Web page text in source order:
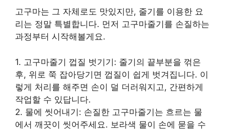
고구마는 그 자체로도 맛있지만, 줄기를 이용한 요
리는 정말 특별합니다. 먼저 고구마줄기를 손질하는
과정부터 시작해볼게요.
1. 고구마줄기 껍질 벗기기: 줄기의 끝부분을 꺾은
후, 위로 쭉 잡아당기면 껍질이 쉽게 벗겨집니다. 이
렇게 처리를 해주면 손이 덜 더러워지고, 간편하게
작업할 수 있답니다.
2. 물에 씻어내기: 손질한 고구마줄기는 흐르는 물
에서 깨끗이 씻어주세요. 보라색 물이 손에 묻을 수